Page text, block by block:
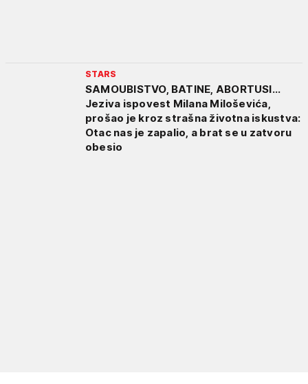
STARS
SAMOUBISTVO, BATINE, ABORTUSI...
Jeziva ispovest Milana Miloševića,
prošao je kroz strašna životna iskustva:
Otac nas je zapalio, a brat se u zatvoru
obesio